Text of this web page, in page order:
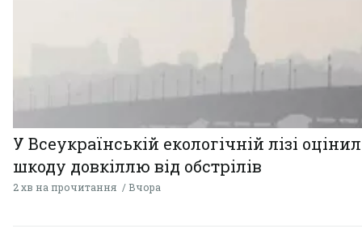
У Всеукраїнській екологічній лізі
шкоду довкіллю від обстрілів
2 хв на прочитання Вчора